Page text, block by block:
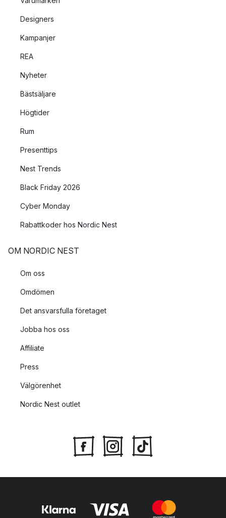
Designers
Kampanjer
REA
Nyheter
Bästsäljare
Högtider
Rum
Presenttips
Nest Trends
Black Friday 2026
Cyber Monday
Rabattkoder hos Nordic Nest
OM NORDIC NEST
Om oss
Omdömen
Det ansvarsfulla företaget
Jobba hos oss
Affiliate
Press
Välgörenhet
Nordic Nest outlet